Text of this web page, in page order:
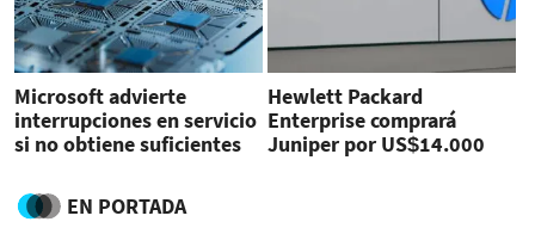
Microsoft advierte
interrupciones en servicio
si no obtiene suficientes
Hewlett Packard
Enterprise comprará
Juniper por US$14.000
EN PORTADA